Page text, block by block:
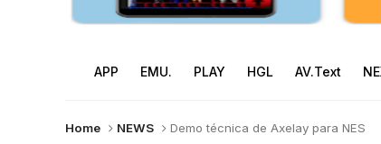
APP EMU. PLAY HGL AV.Text
Home NEWS Demo técnica de Axelay para NES